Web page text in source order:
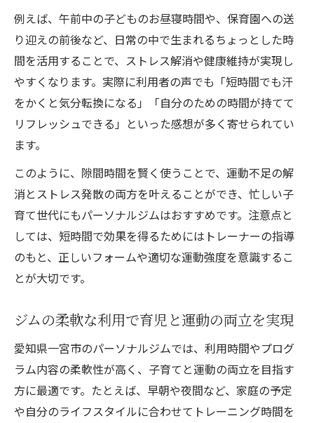
例えば、午前中の子どものお昼寝時間や、保育園への送
り迎えの前後など、日常の中で生まれるちょっとした時
間を活用することで、ストレス解消や健康維持が実現し
やすくなります。実際に利用者の声でも「短時間でも汗
をかくと気分転換になる」「自分のための時間が持てて
リフレッシュできる」といった感想が多く寄せられてい
ます。
このように、隙間時間を賢く使うことで、運動不足の解
消とストレス発散の両方を叶えることができ、忙しい子
育て世代にもパーソナルジムはおすすめです。注意点と
しては、短時間で効果を得るためにはトレーナーの指導
のもと、正しいフォームや適切な運動強度を意識するこ
とが大切です。
ジムの柔軟な利用で育児と運動の両立を実現
愛知県一宮市のパーソナルジムでは、利用時間やプログ
ラム内容の柔軟性が高く、子育てと運動の両立を目指す
方に最適です。たとえば、早朝や夜間など、家庭の予定
や自分のライフスタイルに合わせてトレーニング時間を